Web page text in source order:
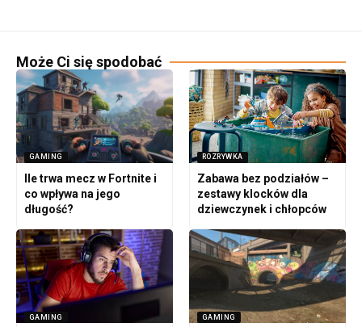
Może Ci się spodobać
GAMING
Ile trwa mecz w Fortnite i
co wpływa na jego
długość?
ROZRYWKA
Zabawa bez podziałów –
zestawy klocków dla
dziewczynek i chłopców
GAMING GAMING